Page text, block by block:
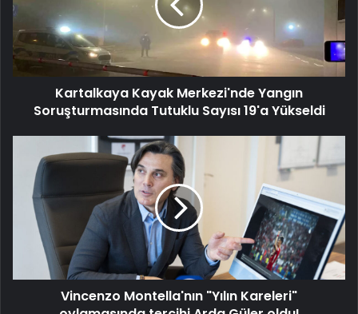
Soruşturmasında
Sayısı
19'a
Yükseldi
Kartalkaya Kayak Merkezi'nde Yangın
Soruşturmasında Tutuklu Sayısı 19'a Yükseldi
Montella'nın
"Yılın
Kareleri"
oylamasında
tercihi
oldu!
Vincenzo Montella'nın "Yılın Kareleri"